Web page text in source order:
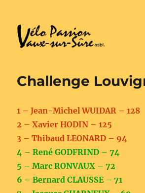
Challenge
1 – Jean-Michel WUIDAR – 128
2 – Xavier HODIN – 125
3 – Thibaud LEONARD – 94
4 – René GODFRIND – 74
5 – Marc RONVAUX – 72
6 – Bernard CLAUSSE – 71